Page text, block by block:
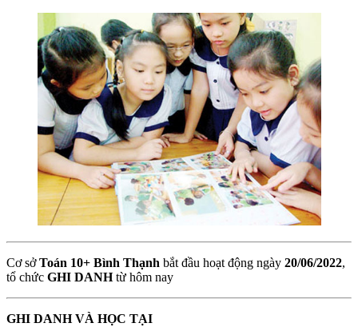
Cơ sởToán 10+ Bình Thạnh bắt đầu hoạt động ngày 20/06/2022,
tổ chức GHI DANHtừ hôm nay
GHI DANH VÀ HỌC TẠI